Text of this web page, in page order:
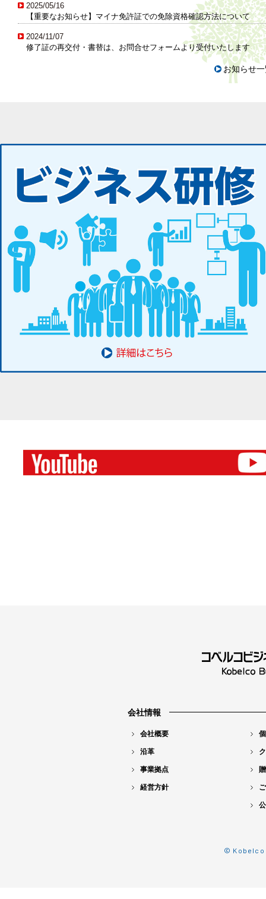
2025/05/16
【重要なお知らせ】マイナ免許証での免除資格確認方法について
2024/11/07
修了証の再交付・書替は、お問合せフォームより受付いたします
お知らせ
会社情報
会社概要
沿革
事業拠点
経営方針
©